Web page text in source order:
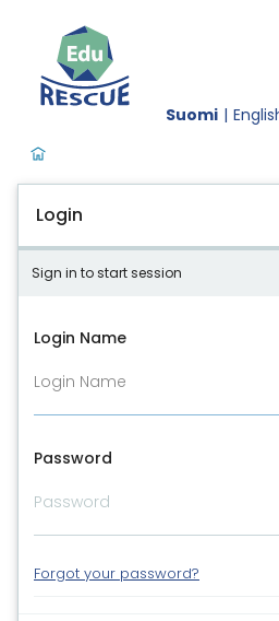
Suomi
Login
Sign in to start session
Login Name
Password
Forgot your password?